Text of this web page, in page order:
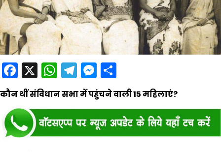
Facebook
X WhatsApp
Telegram
Messenger
कौन थीं संविधान सभा में पहुंचने वाली 15 महिलाएं?